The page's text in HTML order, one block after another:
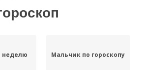
неделю Мальчик по гороскопу